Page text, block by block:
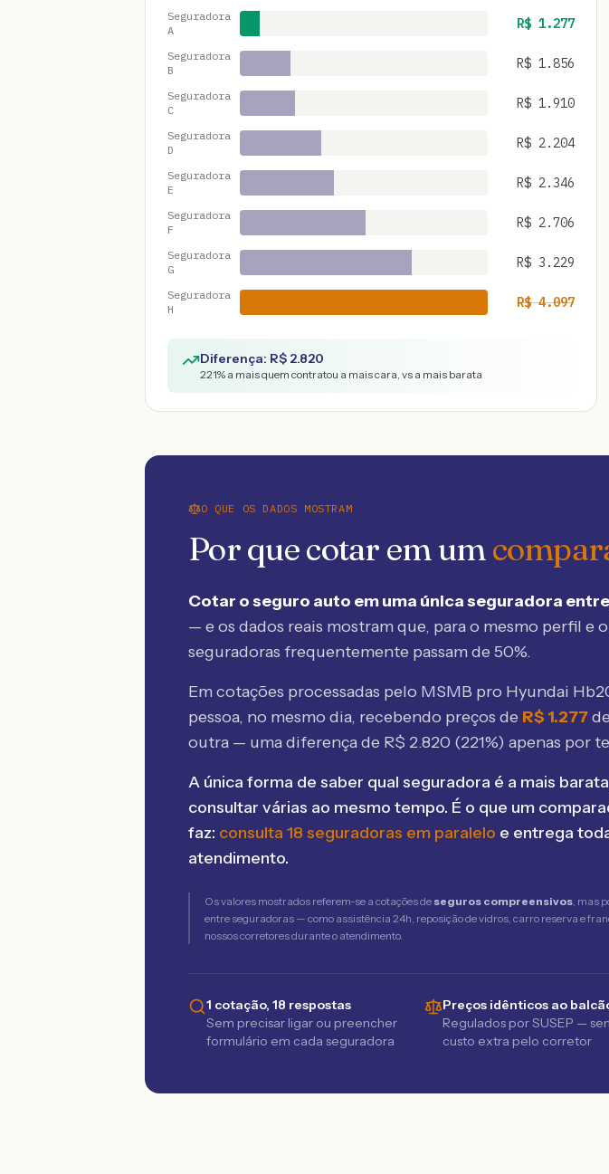
Seguradora
A
R$ 1.277
Seguradora
B
R$ 1.856
Seguradora
C
R$ 1.910
Seguradora
D
R$ 2.204
Seguradora
E
R$ 2.346
Seguradora
F
R$ 2.706
Seguradora
G
R$ 3.229
Seguradora
H
R$4.097
Diferença: R$ 2.820
221% a mais quem contratou a mais cara, vs a mais barata
O QUE OS DADOS MOSTRAM
Por que cotar em um
Cotar o seguro auto em uma única seguradora
— e os dados reais mostram que, para o mesmo perfil e
seguradoras frequentemente passam de 50%.
Em cotações processadas pelo MSMB pro Hyundai
pessoa, no mesmo dia, recebendo preços de R$ 1.277
outra — uma diferença de R$ 2.820 (221%) apenas por
A única forma de saber qual seguradora é a mais
consultar várias ao mesmo tempo. É o que um
faz: consulta 18 seguradoras em paralelo e entrega
atendimento.
Os valores mostrados referem-se a cotações de seguros compreensivos, mas
entre seguradoras — como assistência 24h, reposição de vidros, carro reserva e
nossos corretores durante o atendimento.
1 cotação, 18 respostas
Sem precisar ligar ou preencher
formulário em cada seguradora
Preços idênticos ao
Regulados por SUSEP —
custo extra pelo corretor